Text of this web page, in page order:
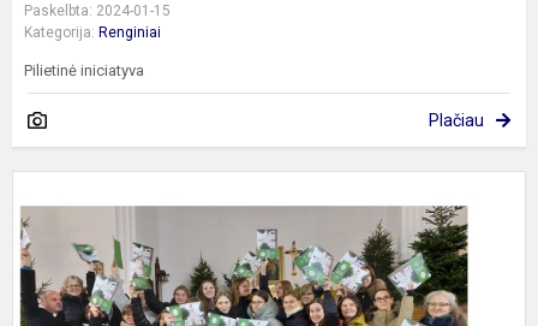
Paskelbta: 2024-01-15
Kategorija: Renginiai
Pilietinė iniciatyva
Plačiau